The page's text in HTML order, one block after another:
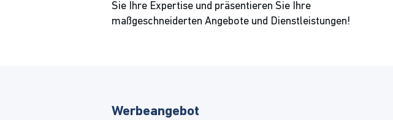
Sie Ihre Expertise und präsentieren Sie Ihre
maßgeschneiderten Angebote und Dienstleistungen!
Werbeangebot